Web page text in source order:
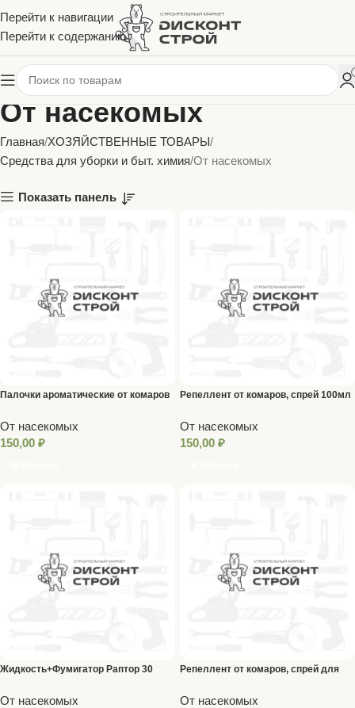
Перейти к навигации
Перейти к содержанию
От насекомых
Главная ХОЗЯЙСТВЕННЫЕ ТОВАРЫ
Средства для уборки и быт. химия От насекомых
Показать панель
Палочки ароматические от комаров
От насекомых
150,00 ₽
Репеллент от комаров, спрей 100мл
От насекомых
150,00 ₽
Жидкость+Фумигатор Раптор 30
От насекомых
Репеллент от комаров, спрей для
От насекомых